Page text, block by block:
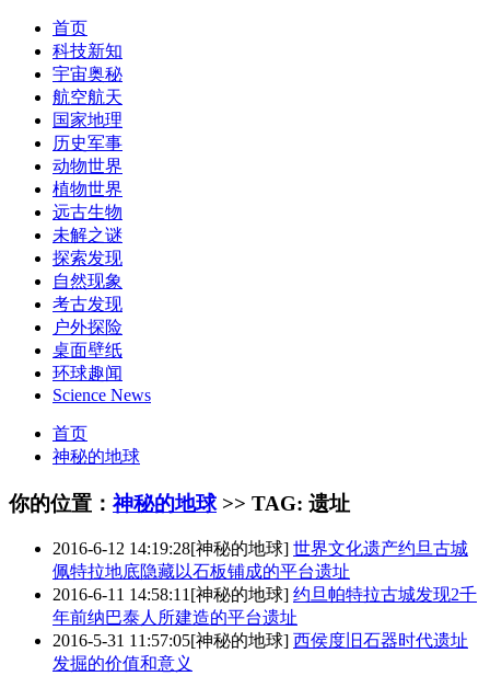
首页
科技新知
宇宙奥秘
航空航天
国家地理
历史军事
动物世界
植物世界
远古生物
未解之谜
探索发现
自然现象
考古发现
户外探险
桌面壁纸
环球趣闻
Science News
首页
神秘的地球
你的位置：神秘的地球>> TAG: 遗址
2016-6-12 14:19:28[神秘的地球] 世界文化遗产约旦古城
佩特拉地底隐藏以石板铺成的平台遗址
2016-6-11 14:58:11[神秘的地球] 约旦帕特拉古城发现2千
年前纳巴泰人所建造的平台遗址
2016-5-31 11:57:05[神秘的地球] 西侯度旧石器时代遗址
发掘的价值和意义